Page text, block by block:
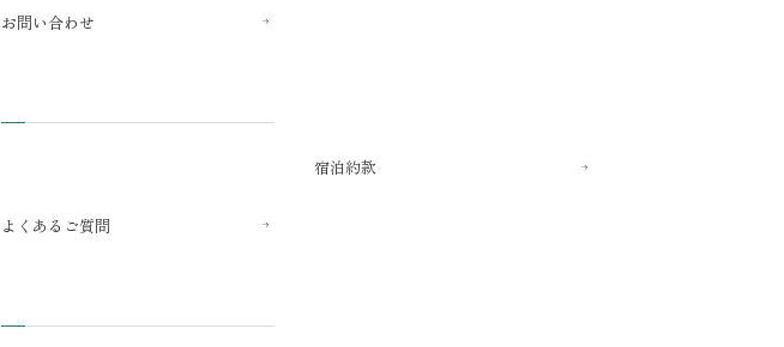
お問い合わせ
よくあるご質問
宿泊約款